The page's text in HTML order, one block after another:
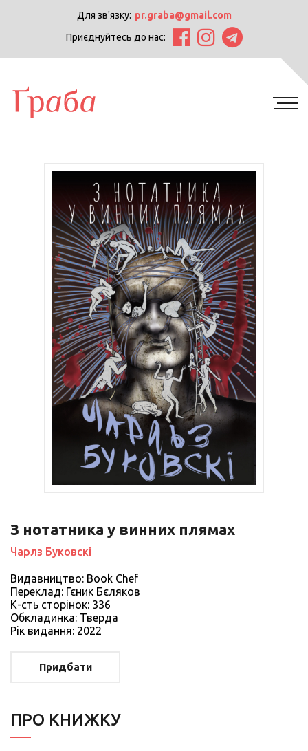
Для зв'язку: pr.graba@gmail.com
Приєднуйтесь до нас:
З нотатника у винних плямах
Чарлз Буковскі
Видавництво: Book Chef
Переклад: Гєник Бєляков
К-сть сторiнок: 336
Обкладинка: Тверда
Рiк видання: 2022
Придбати
ПРО КНИЖКУ